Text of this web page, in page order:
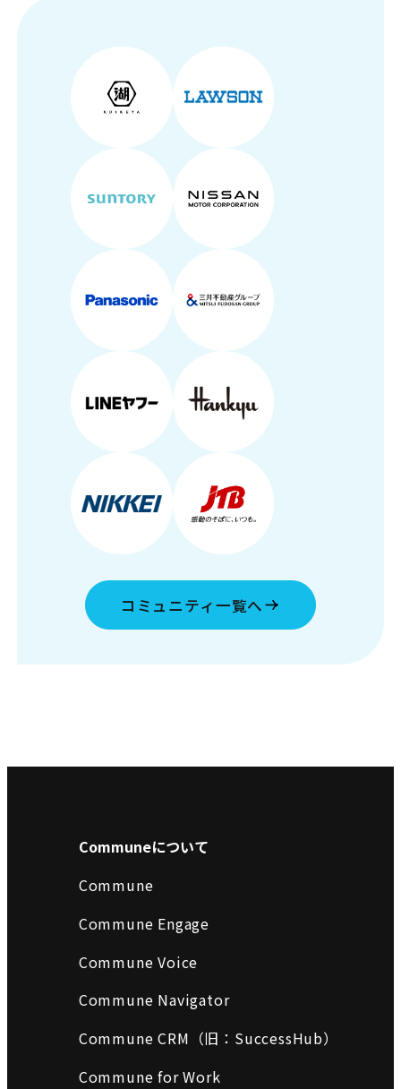
コミュニティ一覧へ
Communeについて
Commune
Commune Engage
Commune Voice
Commune Navigator
Commune CRM（旧：SuccessHub）
Commune for Work